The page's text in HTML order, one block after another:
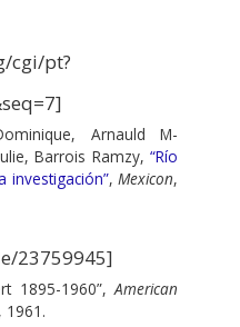
cgi/pt?
Arnauld M-
Barrois Ramzy, “Río
investigación”,Mexicon,
23759945]
1895-1960”, American
1961.